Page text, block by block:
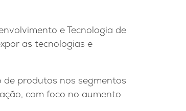
e Tecnologia de
as tecnologias e
de produtos nos segmentos
com foco no aumento